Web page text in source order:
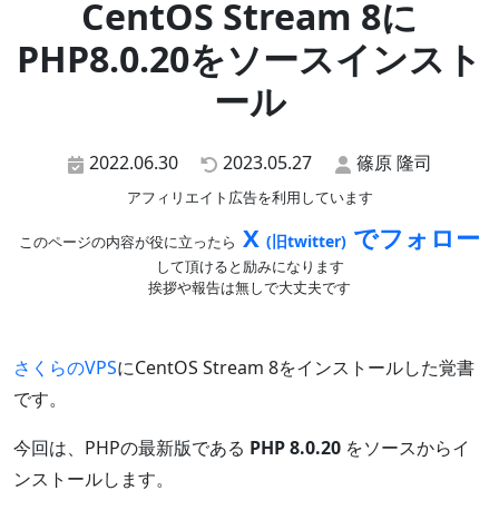
CentOS Stream 8に
PHP8.0.20をソースインスト
ール
2022.06.30 2023.05.27 篠原 隆司
アフィリエイト広告を利用しています
このページの内容が役に立ったら X (旧twitter) でフォロー
して頂けると励みになります
挨拶や報告は無しで大丈夫です
さくらのVPSにCentOS Stream 8をインストールした覚書
です。
今回は、PHPの最新版である PHP 8.0.20 をソースからイ
ンストールします。